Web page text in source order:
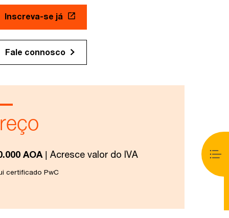
Inscreva-se já
Fale connosco
AOA | Acresce valor do IVA
certificado PwC